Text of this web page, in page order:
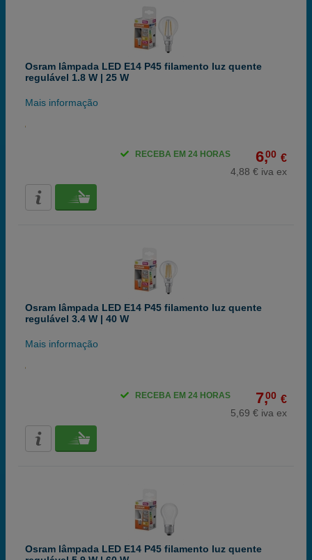
Osram lâmpada LED E14 P45 filamento luz quente
regulável 1.8 W | 25 W
Mais informação
6,00 €
4,88 € iva ex
RECEBA EM 24 HORAS
Osram lâmpada LED E14 P45 filamento luz quente
regulável 3.4 W | 40 W
Mais informação
7,00 €
5,69 € iva ex
RECEBA EM 24 HORAS
Osram lâmpada LED E14 P45 filamento luz quente